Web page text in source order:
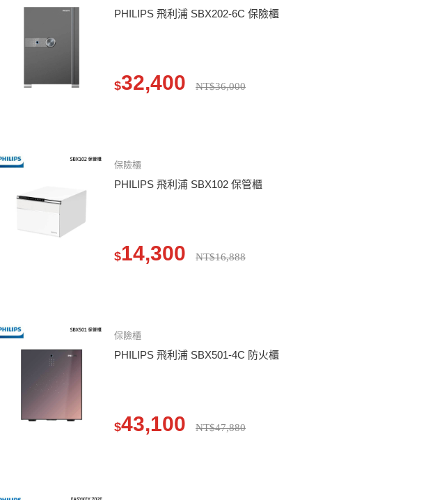
PHILIPS 飛利浦 SBX202-6C 保險櫃
$32,400 NT$36,000
保險櫃
PHILIPS 飛利浦 SBX102 保管櫃
$14,300 NT$16,888
保險櫃
PHILIPS 飛利浦 SBX501-4C 防火櫃
$43,100 NT$47,880